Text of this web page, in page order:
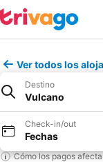
Ver todos los
Destino
Vulcano
Check-in/out
Fechas
Cómo los pagos